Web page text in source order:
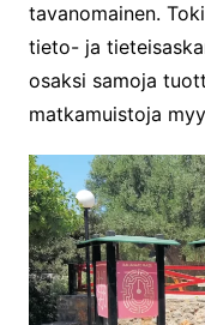
tavanomainen.
tieto- ja
osaksi samoja
matkamuistoja